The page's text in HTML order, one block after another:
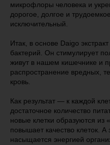
микрофлоры человека и
дорогое, долгое и
исключительный.
Итак, в основе Daigo
бактерий. Он стимулирует
живут в нашем кишечнике и
распространение вредных,
кровь.
Как результат — к каждой
достаточное количество
новые клетки образуются
повышает качество клеток. А
насыщается энергией